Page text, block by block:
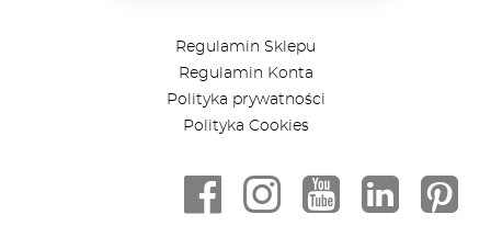
Regulamin Sklepu
Regulamin Konta
Polityka prywatności
Polityka Cookies